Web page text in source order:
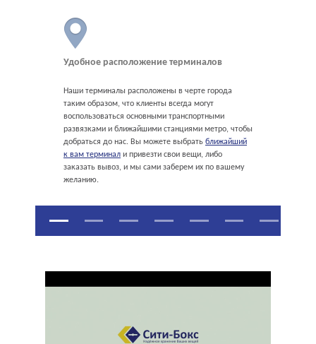
Удобное расположение терминалов
Наши терминалы расположены в черте города
таким образом, что клиенты всегда могут
воспользоваться основными транспортными
развязками и ближайшими станциями метро, чтобы
добраться до нас. Вы можете выбрать ближайший
к вам терминал и привезти свои вещи, либо
заказать вывоз, и мы сами заберем их по вашему
желанию.